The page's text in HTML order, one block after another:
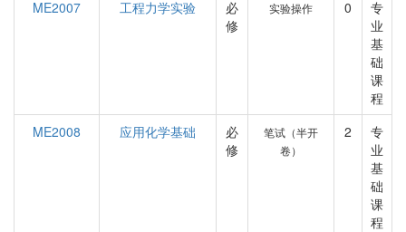
ME2007 工程力学实验
必
修
实验操作 0
专
业
基
础
课
程
ME2008
应用化学基础
必
修
笔试（半开
卷）
2
专
业
基
础
课
程